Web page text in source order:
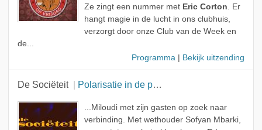
Ze zingt een nummer met Eric Corton. Er
hangt magie in de lucht in ons clubhuis,
verzorgt door onze Club van de Week en
de...
Programma
Bekijk uitzending
De Sociëteit Polarisatie in de polder
...Miloudi met zijn gasten op zoek naar
verbinding. Met wethouder Sofyan Mbarki,